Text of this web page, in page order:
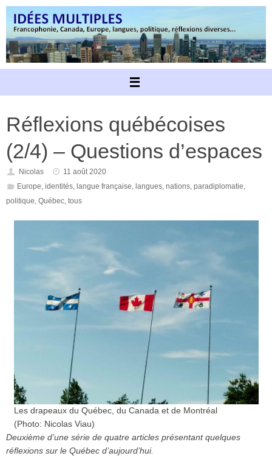
Passer
contenu
Réflexions québécoises
(2/4) – Questions d’espaces
Nicolas
11 août 2020
Europe, identités, langue française, langues, nations, paradiplomatie,
politique, Québec, tous
Les drapeaux du Québec, du Canada et de Montréal
(Photo: Nicolas Viau)
Deuxième d’une série de quatre articles présentant quelques
réflexions sur le Québec d’aujourd’hui.